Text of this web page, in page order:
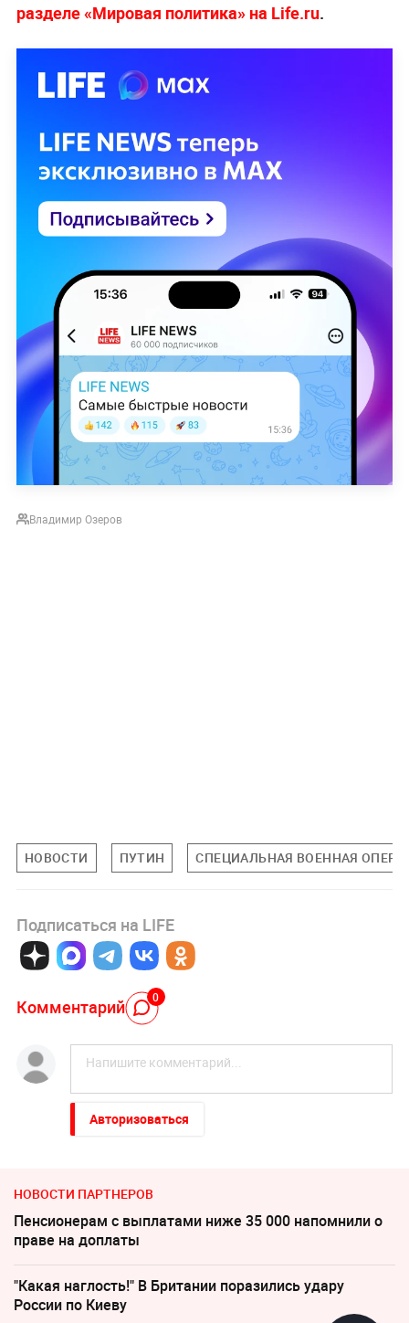
разделе «Мировая политика» на Life.ru.
Владимир Озеров
НОВОСТИ ПУТИН СПЕЦИАЛЬНАЯ ВОЕННАЯ
Подписаться на LIFE
Комментарий 0
Авторизоваться
НОВОСТИ ПАРТНЕРОВ
Пенсионерам с выплатами ниже 35 000 напомнили о
праве на доплаты
"Какая наглость!" В Британии поразились удару
России по Киеву